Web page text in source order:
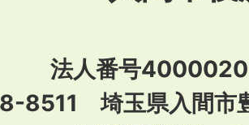
法人番号
8511 埼玉県入間市